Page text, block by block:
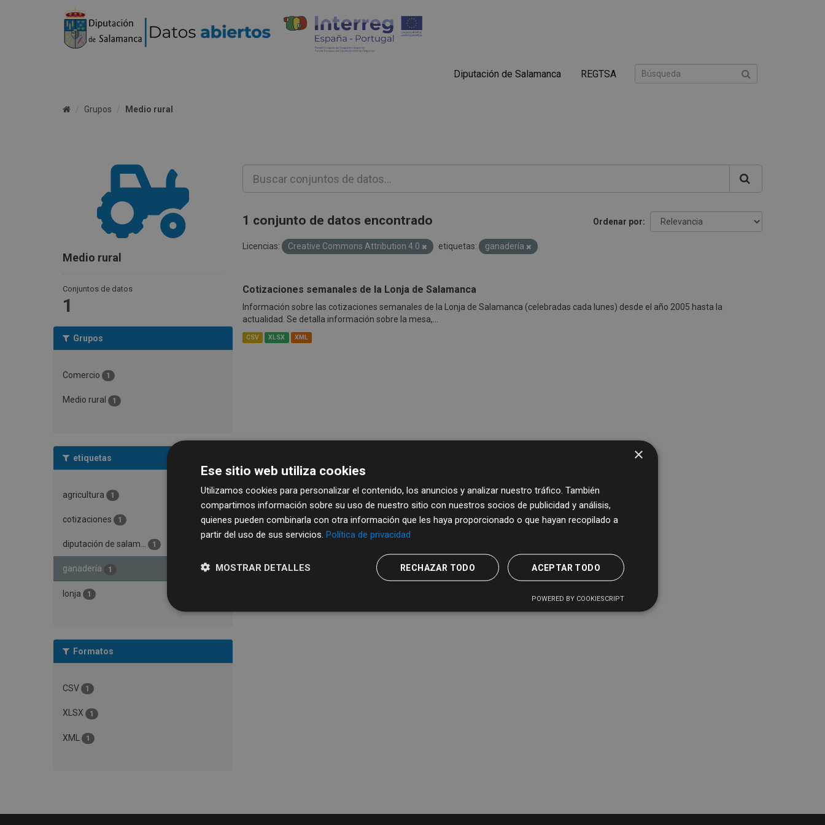
Diputación de Salamanca REGTSA
Grupos Medio rural
Medio rural
Conjuntos de datos
1
Grupos
Comercio 1
Medio rural 1
etiquetas
agricultura 1
cotizaciones 1
diputación de salam... 1
ganadería 1
lonja 1
Formatos
CSV 1
XLSX 1
XML 1
Ordenar por
1 conjunto de datos encontrado
Licencias: Creative Commons Attribution 4.0 etiquetas: ganadería
Cotizaciones semanales de la Lonja de Salamanca
Información sobre las cotizaciones semanales de la Lonja de Salamanca (celebradas cada lunes) desde el año 2005 hasta la
actualidad. Se detalla información sobre la mesa,...
CSV XLSX XML
×
Ese sitio web utiliza cookies
Utilizamos cookies para personalizar el contenido, los anuncios y analizar nuestro tráfico. También
compartimos información sobre su uso de nuestro sitio con nuestros socios de publicidad y análisis,
quienes pueden combinarla con otra información que les haya proporcionado o que hayan recopilado a
partir del uso de sus servicios. Política de privacidad
ACEPTAR TODO
RECHAZAR TODO
MOSTRAR DETALLES
POWERED BY COOKIESCRIPT